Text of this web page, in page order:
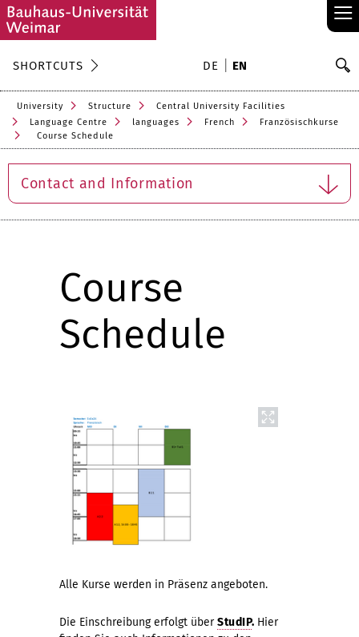
≡
SHORTCUTS DE EN
University Structure
Central University Facilities
Language Centre
languages French
Französischkurse
Course Schedule
Contact and Information
Course
Schedule
Alle Kurse werden in Präsenz angeboten.
Die Einschreibung erfolgt überStudIP. Hier